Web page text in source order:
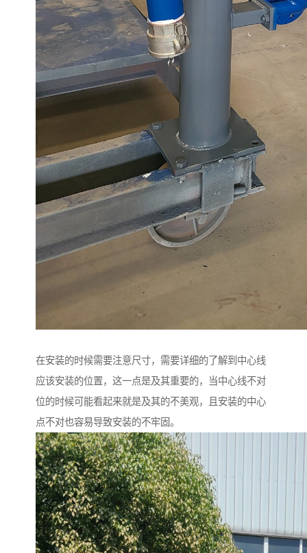
在安装的时候需要注意尺寸，需要详细的了解到中心线
应该安装的位置，这一点是及其重要的，当中心线不对
位的时候可能看起来就是及其的不美观，且安装的中心
点不对也容易导致安装的不牢固。